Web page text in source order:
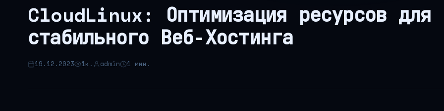
CloudLinux: Оптимизация ресурсов для
стабильного Веб-Хостинга
19.12.2023 1к. admin 1 мин.